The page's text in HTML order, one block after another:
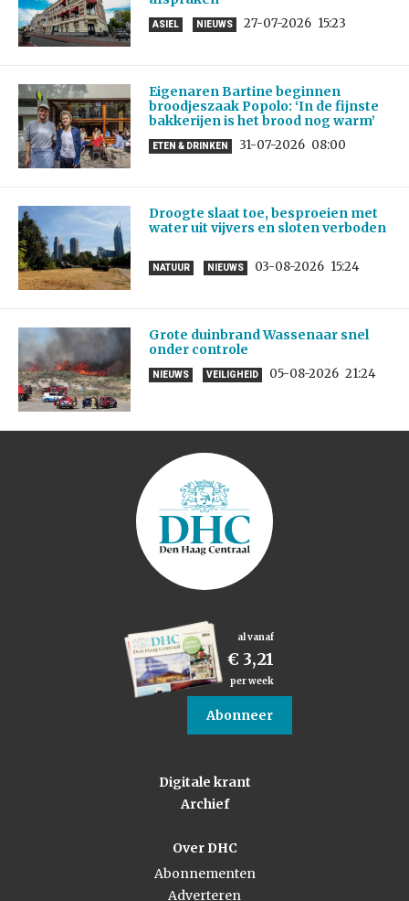
ASIEL NIEUWS 27-07-2026 15:23
Eigenaren Bartine beginnen
broodjeszaak Popolo: ‘In de fijnste
bakkerijen is het brood nog warm’
ETEN & DRINKEN 31-07-2026 08:00
Droogte slaat toe, besproeien met
water uit vijvers en sloten verboden
NATUUR NIEUWS 03-08-2026 15:24
Grote duinbrand Wassenaar snel
onder controle
NIEUWS VEILIGHEID 05-08-2026 21:24
al vanaf
€ 3,21
per week
Abonneer
Digitale krant
Archief
Over DHC
Abonnementen
Adverteren